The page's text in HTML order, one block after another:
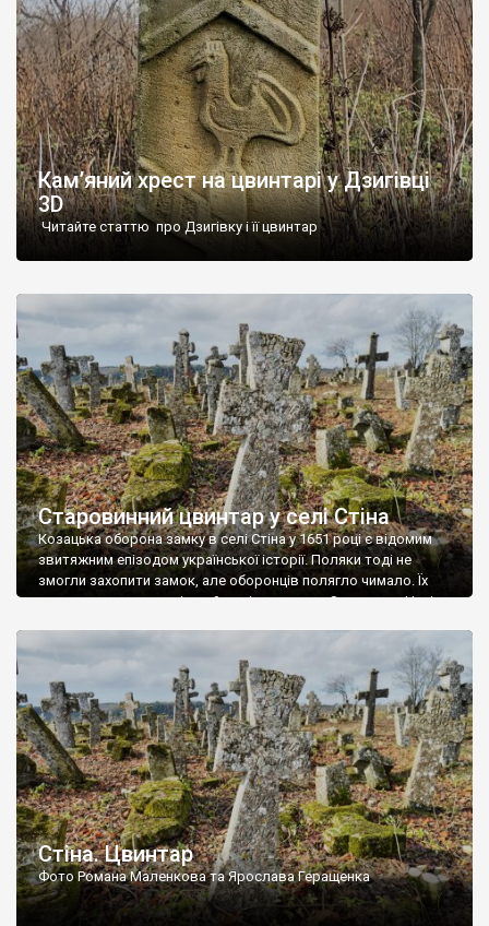
Кам’яний хрест на цвинтарі у Дзигівці
3D
Читайте статтю про Дзигівку і її цвинтар
Старовинний цвинтар у селі Стіна
Козацька оборона замку в селі Стіна у 1651 році є відомим
звитяжним епізодом української історії. Поляки тоді не
змогли захопити замок, але оборонців полягло чимало. Їх
поховали на цвинтарі, який тоді називався Замковим. Нині на
ньому чимало хрестів 19 століття, є такі, де епітафії стер […]
Стіна. Цвинтар
Фото Романа Маленкова та Ярослава Геращенка